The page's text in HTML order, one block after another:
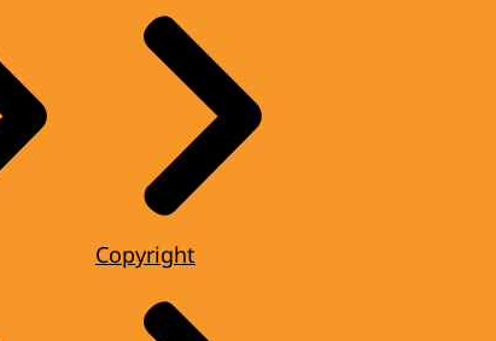
Copyright